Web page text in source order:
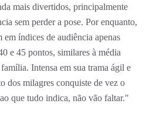
mais divertidos, principalmente
sem perder a pose. Por enquanto,
em índices de audiência apenas
e 45 pontos, similares à média
Intensa em sua trama ágil e
dos milagres conquiste de vez o
que tudo indica, não vão faltar."